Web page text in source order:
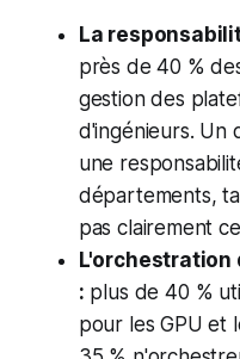
La
près de 40 %
gestion des
d'ingénieurs. Un
une
départements,
pas clairement
L'orchestration
: plus de 40 %
pour les GPU et